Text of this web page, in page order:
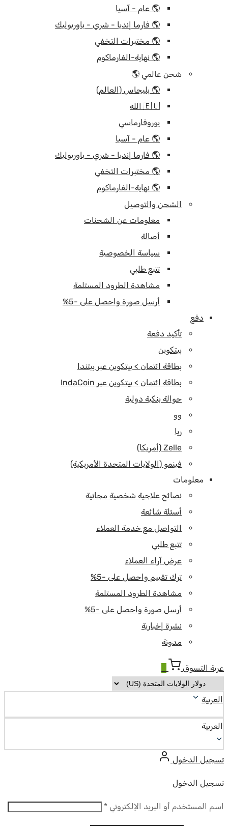
🌎 عام - آسيا
🌎 فارما إنديا - شري - باوربوليك
🌎 مختبرات التخفي
🌎 نهاية-الفارماكوم
شحن عالمي 🌎
🌎 بليجاس (العالم)
🇪🇺 الله
يوروفارماسي
🌎 عام - آسيا
🌎 فارما إنديا - شري - باوربوليك
🌎 مختبرات التخفي
🌎 نهاية-الفارماكوم
الشحن والتوصيل
معلومات عن الشحنات
أصالة
سياسة الخصوصية
تتبع طلبي
مشاهدة الطرود المستلمة
أرسل صورة واحصل على -5%
دفع
تأكيد دفعة
بيتكوين
بطاقة ائتمان > بيتكوين عبر بيتندا
بطاقة ائتمان > بيتكوين عبر IndaCoin
حوالة بنكية دولية
وو
ريا
Zelle (أمريكا)
فينمو (الولايات المتحدة الأمريكية)
معلومات
نصائح علاجية شخصية مجانية
أسئلة شائعة
التواصل مع خدمة العملاء
تتبع طلبي
عرض آراء العملاء
ترك تقييم واحصل على -5%
مشاهدة الطرود المستلمة
أرسل صورة واحصل على -5%
نشرة إخبارية
مدونة
عربة التسوق
العربية
العربية
تسجيل الدخول
تسجيل الدخول
اسم المستخدم أو البريد الإلكتروني * مطلوب